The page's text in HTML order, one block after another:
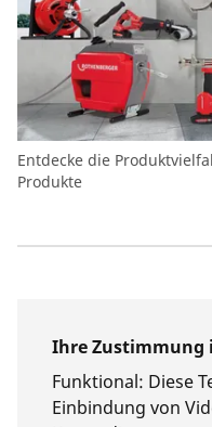
Entdecke die
Produkte
Ihre Zustimmung
Funktional: Diese
Einbindung von